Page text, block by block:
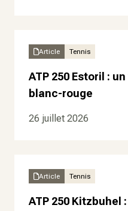
Article Tennis
ATP 250 Estoril :
blanc-rouge
26 juillet 2026
Article Tennis
ATP 250 Kitzbuhel